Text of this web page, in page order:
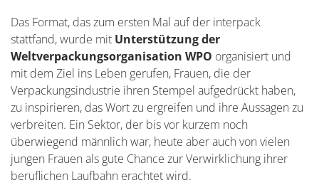
Das Format, das zum ersten Mal auf der interpack
stattfand, wurde mit Unterstützung der
Weltverpackungsorganisation WPO organisiert und
mit dem Ziel ins Leben gerufen, Frauen, die der
Verpackungsindustrie ihren Stempel aufgedrückt haben,
zu inspirieren, das Wort zu ergreifen und ihre Aussagen zu
verbreiten. Ein Sektor, der bis vor kurzem noch
überwiegend männlich war, heute aber auch von vielen
jungen Frauen als gute Chance zur Verwirklichung ihrer
beruflichen Laufbahn erachtet wird.